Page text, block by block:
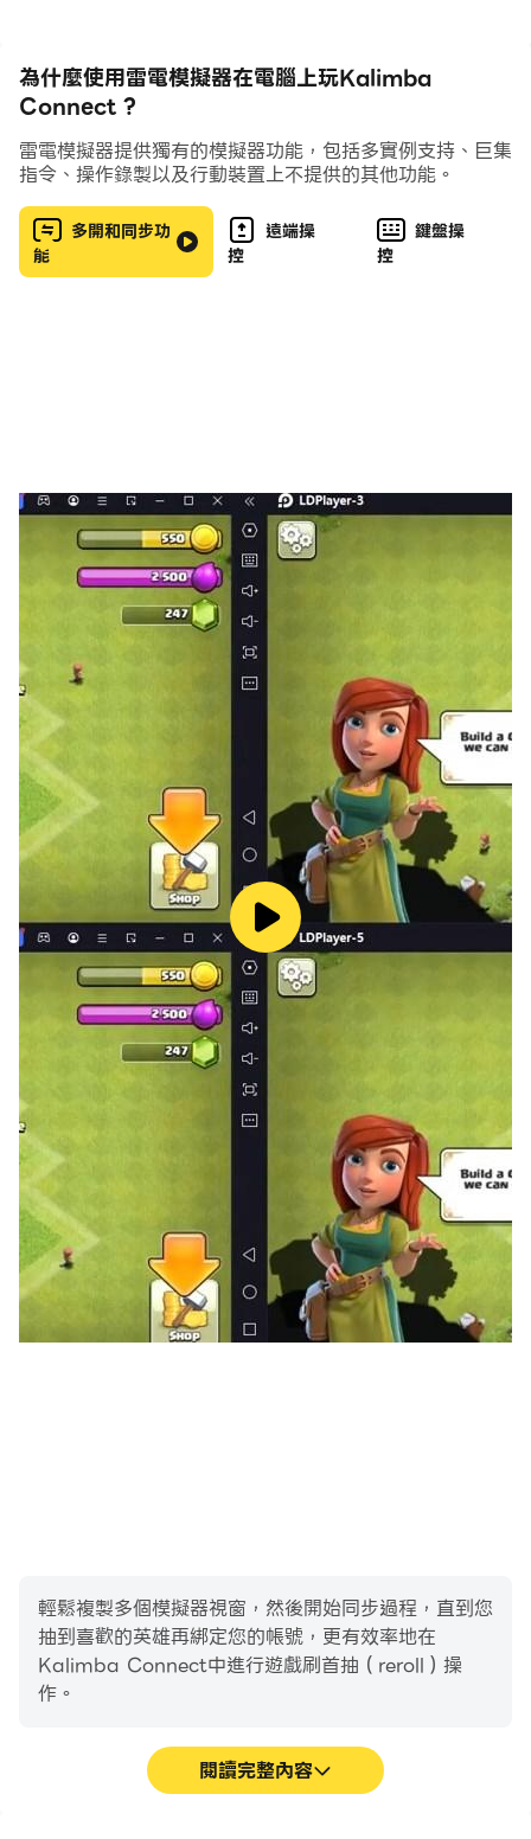
- Multi-touch and swipe supported
- Be able to record audio while playing
- Supports a wide variety of keyboard instruments
(Piano, Grand Piano, Pipe Organ, Harpsichord,
Accordion, Electric Guitar, Harp, Cello Pizzicato,
Guzheng, Nylon Guitar, Plucked String, Music Box,
Sitar, Xylophone, Harp, Vibes, Clarinet, Ukulele,
With Kalimba Connect (Kalimba Extreme), you
have a real virtual pro music instrument right in
your pocket ! No need to carry your instrument all
the time, you can start jamming at any time, play
riffs tabs and chords anywhere, anytime.
The application is currently under development,
and we look forward to receiving your feedback to
the application become better..
For any questions, please visit our Fanpage:
https://www.facebook.com/Kalimba-Connect-
915396548655710/
為什麼使用雷電模擬器在電腦上玩Kalimba
Connect ?
雷電模擬器提供獨有的模擬器功能，包括多實例支持、巨集
指令、操作錄製以及行動裝置上不提供的其他功能。
多開和同步功
能
遠端操
控
鍵盤操
控
輕鬆複製多個模擬器視窗，然後開始同步過程，直到您
抽到喜歡的英雄再綁定您的帳號，更有效率地在
Kalimba Connect中進行遊戲刷首抽（reroll）操
作。
閱讀完整內容